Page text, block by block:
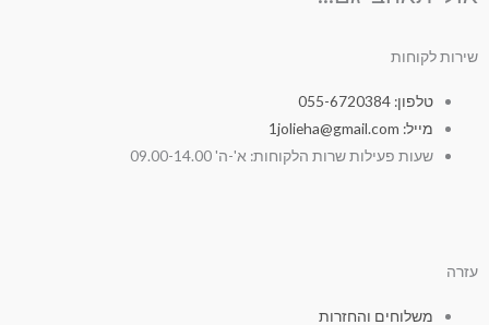
שירות לקוחות
טלפון: 055-6720384
מייל: 1jolieha@gmail.com
שעות פעילות שרות הלקוחות: א'-ה' 09.00-14.00
עזרה
משלוחים והחזרות